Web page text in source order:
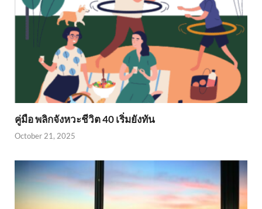
คู่มือ พลิกจังหวะชีวิต 40 เริ่มยังทัน
October 21, 2025